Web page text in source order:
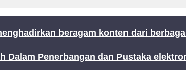
beragam konten dari
Dalam Penerbangan dan Pustaka